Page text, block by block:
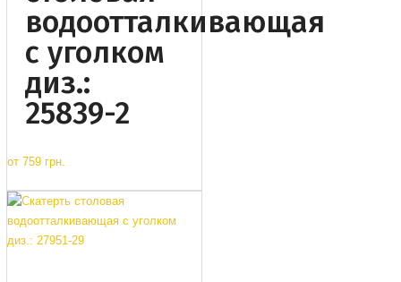
водоотталкивающая
с уголком
диз.:
25839-2
от 759 грн.